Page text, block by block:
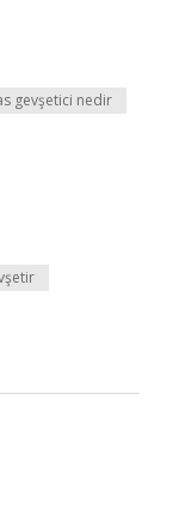
gevşetici nedir